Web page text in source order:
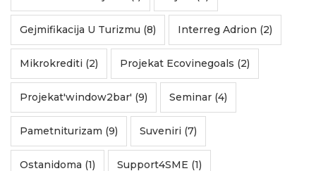
Gejmifikacija U Turizmu (8) Interreg Adrion (2)
Mikrokrediti (2) Projekat Ecovinegoals (2)
Projekat'window2bar' (9) Seminar (4)
Pametniturizam (9) Suveniri (7)
Ostanidoma (1) Support4SME (1)